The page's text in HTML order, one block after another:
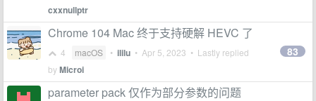
cxxnullptr
Chrome 104 Mac 终于支持硬解 HEVC 了
4 macOS • ililu • Apr 5, 2023 • Lastly replied
byMicroi
83
parameter pack 仅作为部分参数的问题